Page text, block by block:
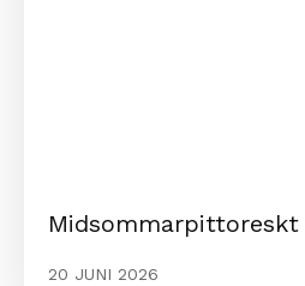
Midsommarpittoreskt
20 JUNI 2026